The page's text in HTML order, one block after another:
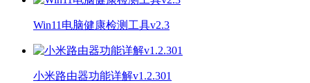
Win11电脑健康检测工具v2.3
小米路由器功能详解v1.2.301